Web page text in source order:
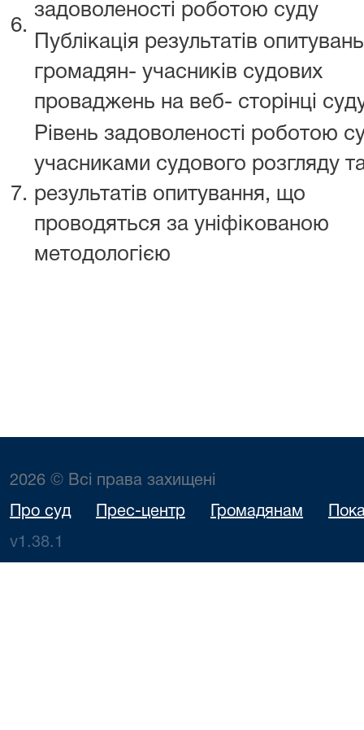
6.
задоволеності роботою суду
Публікація результатів опитувань
громадян- учасників судових
проваджень на веб- сторінці
7.
Рівень задоволеності роботою
учасниками судового розгляду
результатів опитування, що
проводяться за уніфікованою
методологією
2026 © Всі права захищені
Про суд Прес-центр Громадянам
v1.38.1